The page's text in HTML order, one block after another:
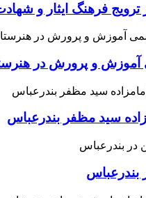
ترویج فرهنگ ایثار و
و پرورش در
سید مظفر بندرعباس
بندرعباس